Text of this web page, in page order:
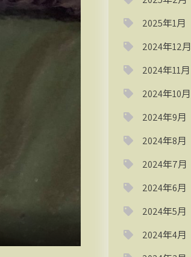
2025年1月
2024年12月
2024年11月
2024年10月
2024年9月
2024年8月
2024年7月
2024年6月
2024年5月
2024年4月